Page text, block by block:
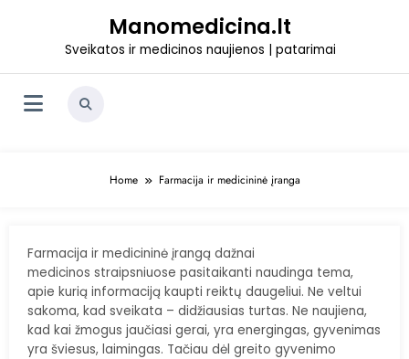
Manomedicina.lt
Sveikatos ir medicinos naujienos | patarimai
Home Farmacija ir medicininė įranga
Farmacija ir medicininė įrangą dažnai
medicinos straipsniuose pasitaikanti naudinga tema,
apie kurią informaciją kaupti reiktų daugeliui. Ne veltui
sakoma, kad sveikata – didžiausias turtas. Ne naujiena,
kad kai žmogus jaučiasi gerai, yra energingas, gyvenimas
yra šviesus, laimingas. Tačiau dėl greito gyvenimo